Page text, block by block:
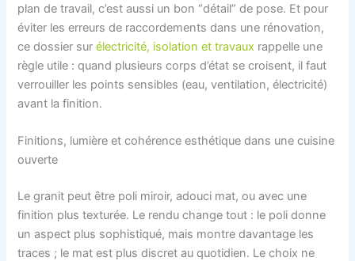
plan de travail, c’est aussi un bon “détail” de pose. Et pour
éviter les erreurs de raccordements dans une rénovation,
ce dossier surélectricité, isolation et travaux rappelle une
règle utile : quand plusieurs corps d’état se croisent, il faut
verrouiller les points sensibles (eau, ventilation, électricité)
avant la finition.
Finitions, lumière et cohérence esthétique dans une cuisine
ouverte
Le granit peut être poli miroir, adouci mat, ou avec une
finition plus texturée. Le rendu change tout : le poli donne
un aspect plus sophistiqué, mais montre davantage les
traces ; le mat est plus discret au quotidien. Le choix ne